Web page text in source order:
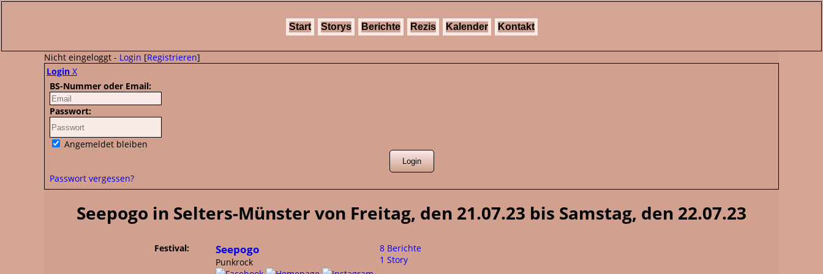
Start Storys Berichte Rezis Kalender Kontakt
Nicht eingeloggt - Login [Registrieren]
Login X
BS-Nummer oder Email:
Passwort:
Angemeldet bleiben
Passwort vergessen?
Seepogo in Selters-Münster von Freitag, den 21.07.23 bis Samstag, den 22.07.23
Festival: Seepogo
Punkrock
8 Berichte
1 Story